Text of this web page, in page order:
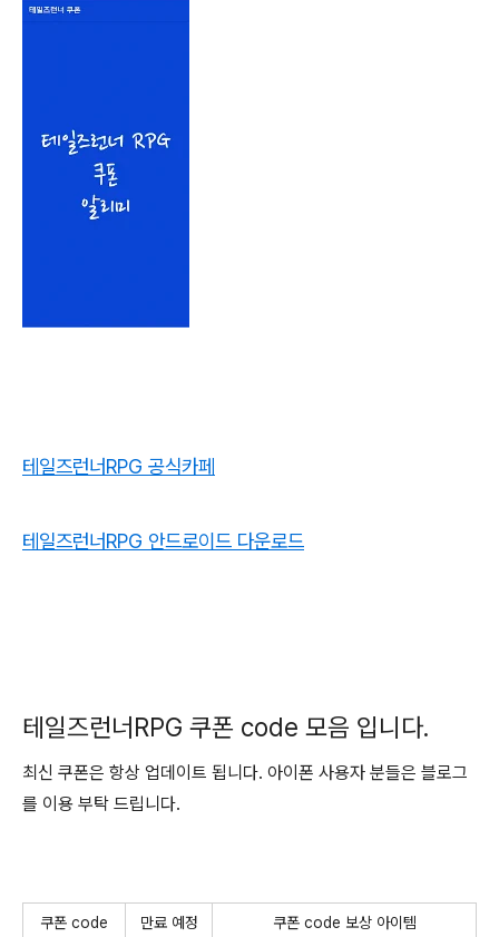
테일즈런너RPG 공식카페
테일즈런너RPG 안드로이드 다운로드
테일즈런너RPG 쿠폰 code 모음 입니다.
최신 쿠폰은 항상 업데이트 됩니다. 아이폰 사용자 분들은 블로그
를 이용 부탁 드립니다.
쿠폰 code 만료 예정 쿠폰 code 보상 아이템